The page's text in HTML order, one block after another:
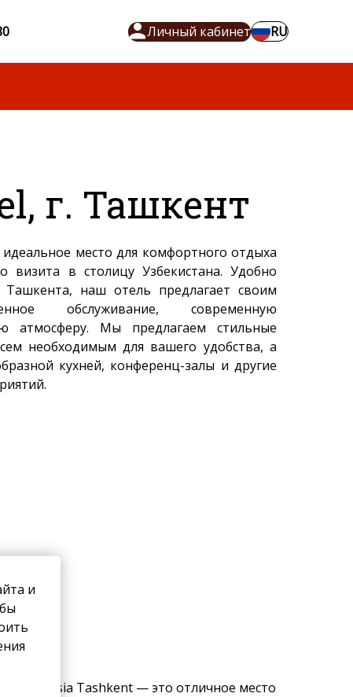
и
Личный кабинет RU
г. Ташкент
место для комфортного отдыха
визита в столицу Узбекистана. Удобно
наш отель предлагает своим
обслуживание, современную
атмосферу. Мы предлагаем стильные
необходимым для вашего удобства, а
кухней, конференц-залы и другие
Отель Asia Tashkent — это отличное место